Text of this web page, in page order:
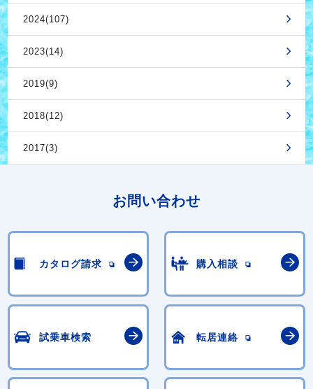
2024(107)
2023(14)
2019(9)
2018(12)
2017(3)
お問い合わせ
カタログ請求 購入相談
試乗車検索 転居連絡